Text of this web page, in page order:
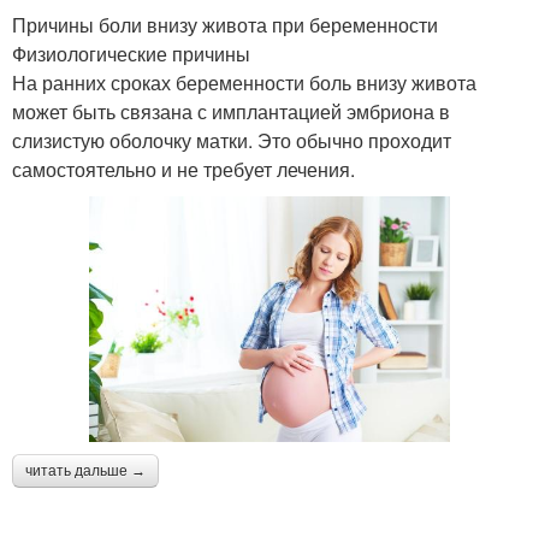
Причины боли внизу живота при беременности
Физиологические причины
На ранних сроках беременности боль внизу живота
может быть связана с имплантацией эмбриона в
слизистую оболочку матки. Это обычно проходит
самостоятельно и не требует лечения.
читать дальше →